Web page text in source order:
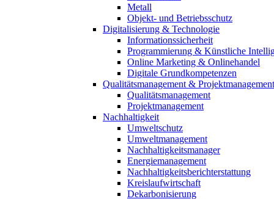
Metall
Objekt- und Betriebsschutz
Digitalisierung & Technologie
Informationssicherheit
Programmierung & Künstliche
Online Marketing & Onlinehandel
Digitale Grundkompetenzen
Qualitätsmanagement & Projektmanagement
Qualitätsmanagement
Projektmanagement
Nachhaltigkeit
Umweltschutz
Umweltmanagement
Nachhaltigkeitsmanager
Energiemanagement
Nachhaltigkeitsberichterstattung
Kreislaufwirtschaft
Dekarbonisierung